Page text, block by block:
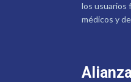
los usuarios
médicos y